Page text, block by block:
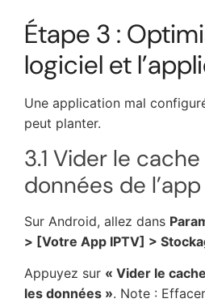
Étape 3 :
logiciel et
Une application mal
peut planter.
3.1 Vider le
données de l’app
Sur Android, allez dans
> [Votre App IPTV] >
Appuyez sur « Vider le
les données ». Note :